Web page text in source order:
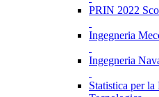
PRIN 2022
Ingegneria
Ingegneria
Statistica per la